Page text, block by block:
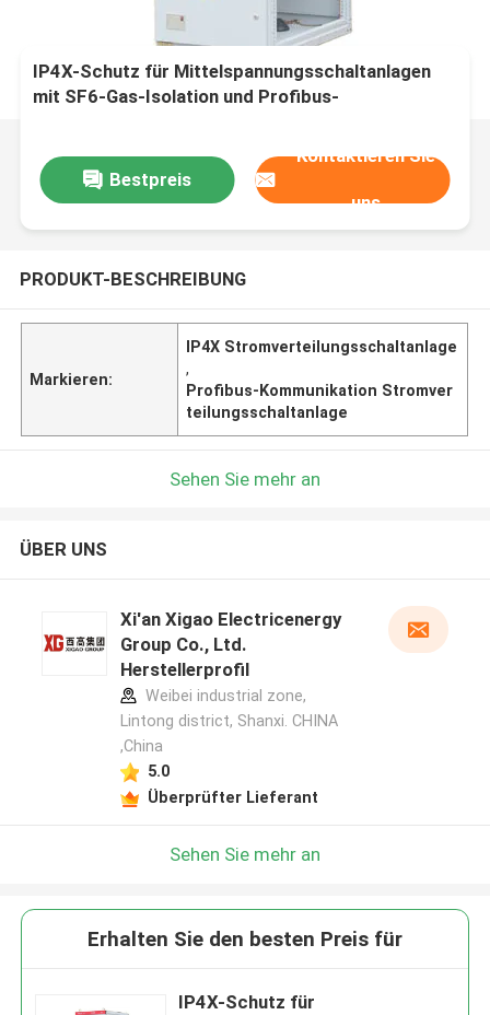
IP4X-Schutz für Mittelspannungsschaltanlagen
mit SF6-Gas-Isolation und Profibus-
Bestpreis
Kontaktieren Sie
uns
PRODUKT-BESCHREIBUNG
Markieren:
IP4X Stromverteilungsschaltanlage
,
Profibus-Kommunikation Stromver
teilungsschaltanlage
Sehen Sie mehr an
ÜBER UNS
Xi'an Xigao Electricenergy
Group Co., Ltd.
Herstellerprofil
Weibei industrial zone,
Lintong district, Shanxi. CHINA
,China
5.0
Überprüfter Lieferant
Sehen Sie mehr an
Erhalten Sie den besten Preis für
IP4X-Schutz für